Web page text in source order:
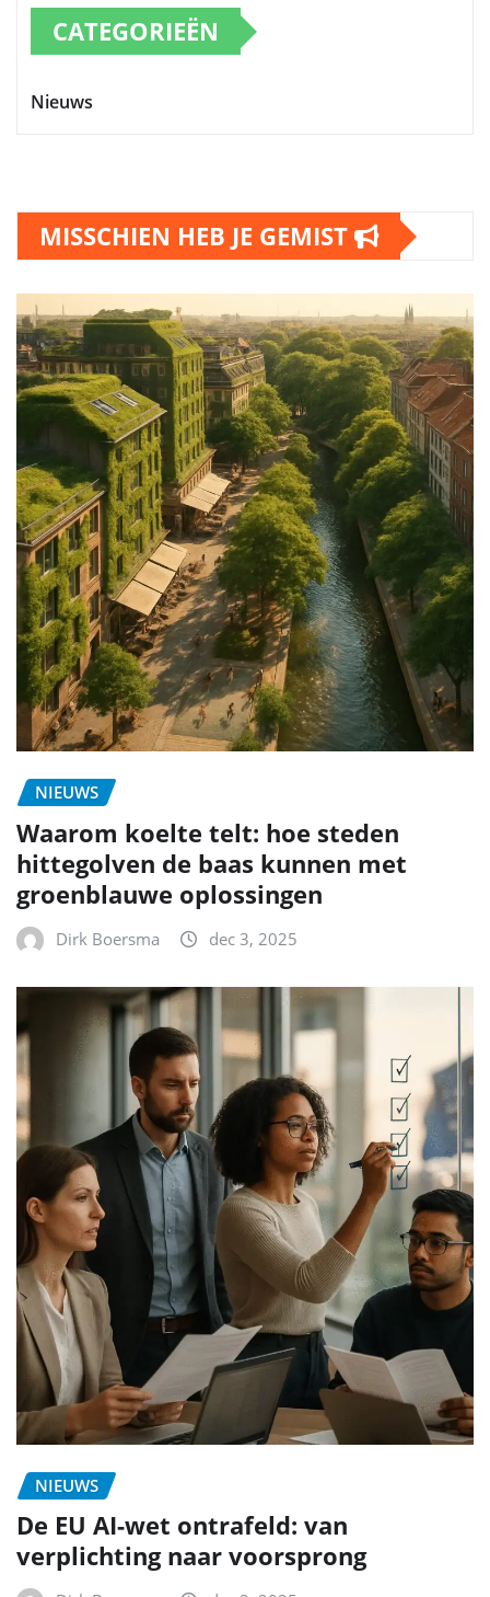
CATEGORIEËN
Nieuws
MISSCHIEN HEB JE GEMIST
NIEUWS
Waarom koelte telt: hoe steden
hittegolven de baas kunnen met
groenblauwe oplossingen
Dirk Boersma dec 3, 2025
NIEUWS
De EU AI-wet ontrafeld: van
verplichting naar voorsprong